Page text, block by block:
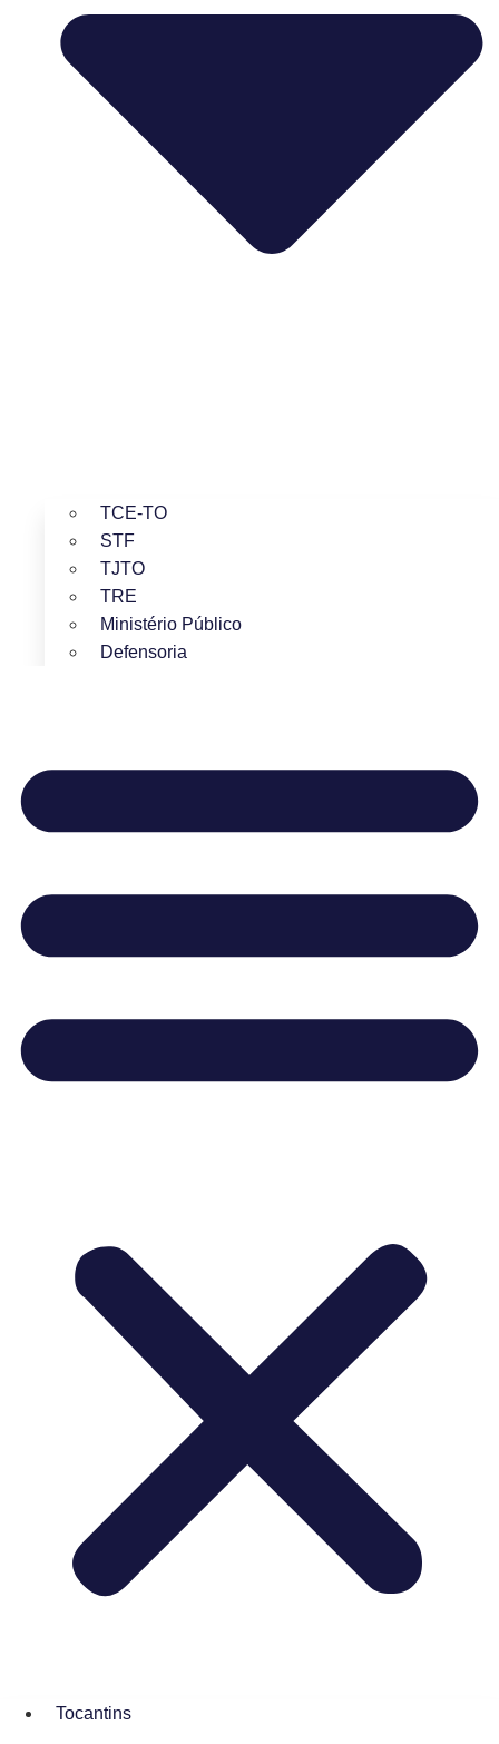
TCE-TO
STF
TJTO
TRE
Ministério Público
Defensoria
Tocantins